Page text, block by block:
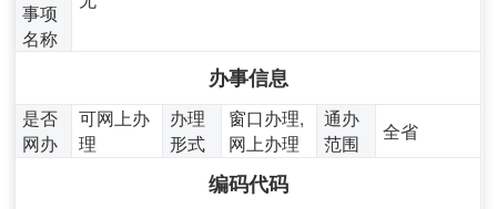
事项
名称
办事信息
是否
网办
可网上办
理
办理
形式
窗口办理,
网上办理
通办
范围
全省
编码代码